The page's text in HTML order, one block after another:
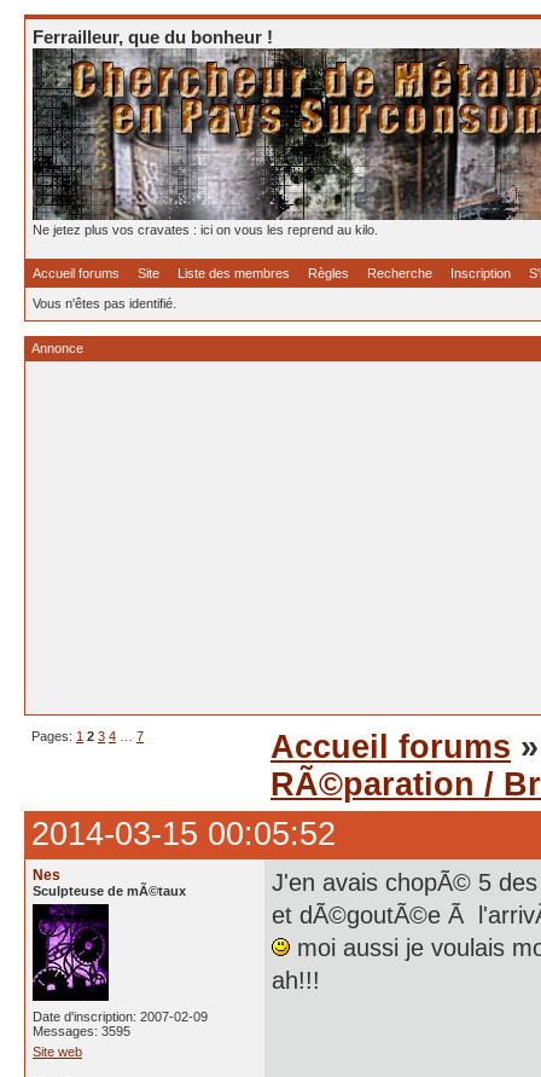
Ferrailleur, que du bonheur !
Ne jetez plus vos cravates : ici on vous les reprend au kilo.
Accueil forums Site Liste des membres Règles Recherche Inscription
Vous n'êtes pas identifié.
Annonce
Pages: 1 2 3 4 7 Accueil forums
RÃ©paration /
2014-03-15 00:05:52
Nes
Sculpteuse de mÃ©taux
Date d'inscription: 2007-02-09
Messages: 3595
Site web
J'en avais chopÃ© 5
et dÃ©goutÃ©e Ã
moi aussi je voulais
ah!!!